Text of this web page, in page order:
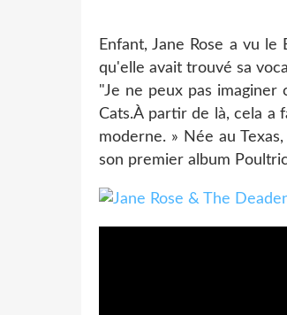
Enfant, Jane Rose a vu
qu'elle avait trouvé sa
"Je ne peux pas imaginer
Cats.À partir de là, cela a
moderne. » Née au
son premier album